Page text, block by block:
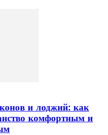
и лоджий: как
комфортным и